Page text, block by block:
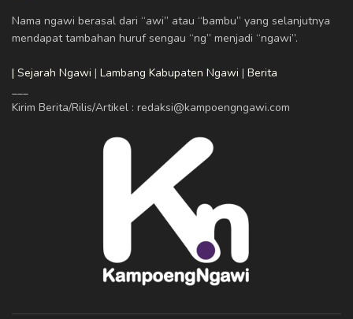
Nama ngawi berasal dari “awi” atau “bambu” yang selanjutnya
mendapat tambahan huruf sengau “ng” menjadi “ngawi”.
| Sejarah Ngawi | Lambang Kabupaten Ngawi | Berita
Kirim Berita/Rilis/Artikel : redaksi@kampoengngawi.com